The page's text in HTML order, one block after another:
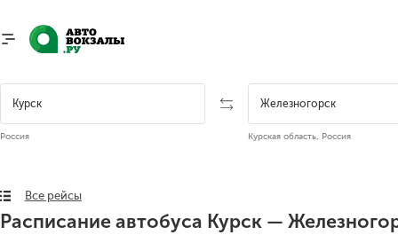
Россия Курская область, Россия
Все рейсы
Расписание автобуса Курск —